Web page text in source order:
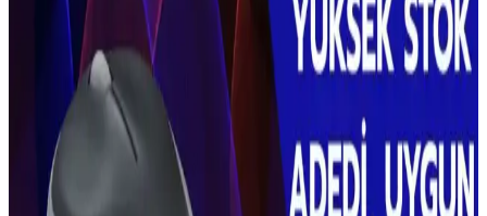
Shark Elektrikli Süpürgeler: Otomatik Yüzey
Algılama ve Müşteri Hizmetleri Değerlendirmesi
Shark kablosuz süpürgeler, otomatik toz boşaltma ve yüzey algılama
özellikleriyle öne çıkıyor. Müşteri hizmetleri esnek, ancak bazı
kullanıcılar motor arızalarında sorun yaşadı.
Kablosuz Klavye ve Mouse Setleri: Ergonomik ve
Taşınabilir Çalışma Çözümleri